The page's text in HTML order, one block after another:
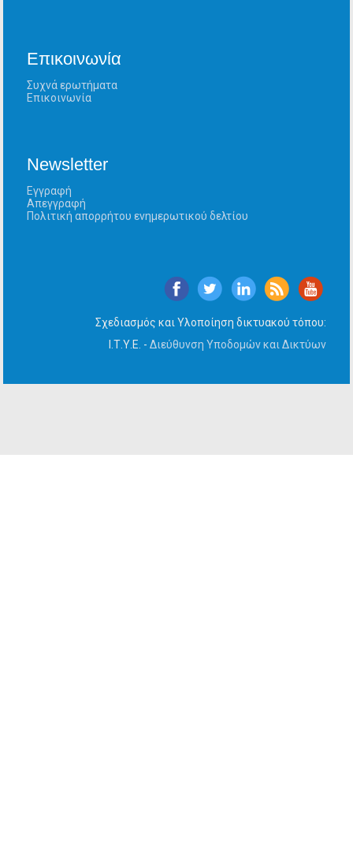
Επικοινωνία
Συχνά ερωτήματα
Επικοινωνία
Newsletter
Εγγραφή
Απεγγραφή
Πολιτική απορρήτου ενημερωτικού δελτίου
Σχεδιασμός και Υλοποίηση δικτυακού τόπου:
Ι.Τ.Υ.Ε. - Διεύθυνση Υποδομών και Δικτύων